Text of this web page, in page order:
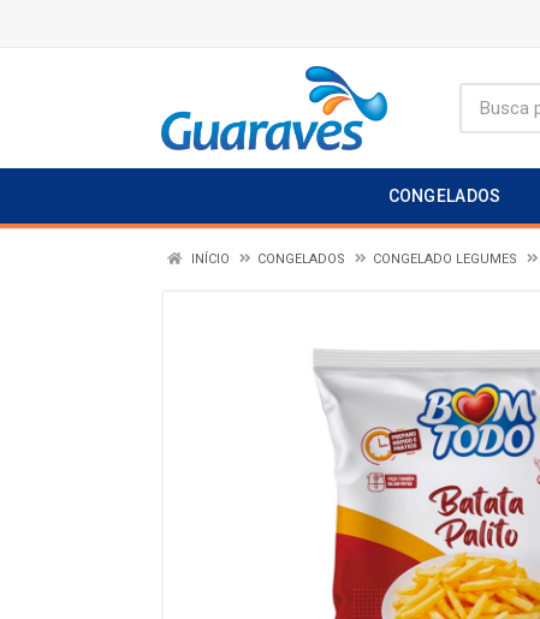
CONGELADOS
INÍCIO CONGELADOS CONGELADO LEGUMES